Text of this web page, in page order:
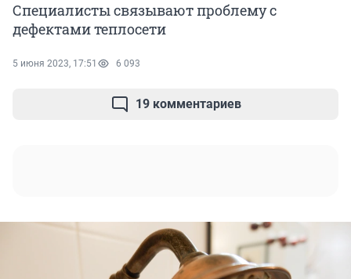
Специалисты связывают проблему с
дефектами теплосети
5 июня 2023, 17:51 6 093
19 комментариев